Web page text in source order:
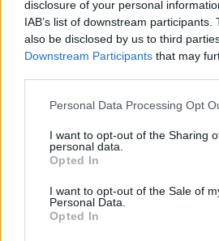
disclosure of your personal
IAB’s list of downstream
also be disclosed by us to third
Downstream Participants that may
Please note that this website/app
not limited to your visit or usage
grant or deny consent to Google and
use your data for below specified
consent section.
Personal Data Processing Opt
I want to opt-out of the Sharing
personal data.
Opted In
I want to opt-out of the Sale of
Personal Data.
Opted In
08. 03.
HA MINDIG EZT A
RENDKÍVÜL MAGAS ÉRZELMI
Te szoktad?
EMIATT CSÖKKENHET A HATÁSUK
08. 01.
EGYRE TÖBB FIATALNÁL
VITAMINHIÁNY – ILYEN JELEKRE
Erre figyelj!
07. 31.
NEM A CITROMSAV, AZ ECET